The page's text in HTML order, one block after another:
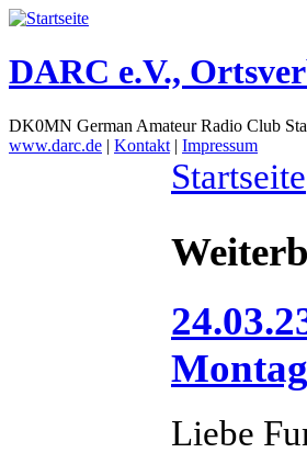
DARC e.V.,
DK0MN German Amateur Radio Club
www.darc.de | Kontakt | Impressum
Startseite
Liebe